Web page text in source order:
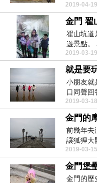
有被騙...
2019-04-19
金門 翟
翟山坑道
遊景點。
2019-03-19
小朋友就
口同聲回
島...
2019-03-18
金門的
前幾年去
讓狐狸大
2019-03-15
金門堡
金門的歷